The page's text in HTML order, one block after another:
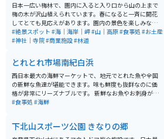
日本一広い梅林で、園内に入ると入り口から山の上まで
梅の木が沢山植えられています。春になると一斉に開花
してとても見応えがあります。園内の景色を楽しみなが
ら歩いていると丁度良い運動になります。 入り口に神社
があり、進むとイベント広場があり、更に行くと山頂か
はり寿司が売られています。駐車場では梅昆布茶や梅饅
頭、様々な種類の味付けの梅干しがお土産として売られ
ています。
#絶景スポット #海｜海岸｜岬#山｜高原#食事処 #お土産
#神社｜寺院#商業施設#林道
とれとれ市場南紀白浜
西日本最大の海鮮マーケットで、地元でとれた魚や全国
の新鮮な魚達が堪能できます。味も鮮度も抜群なのに価
格が非常にリーズナブルです。 新鮮なお魚やお刺身が食
べられてたり海鮮BBQが出来たりとお魚好きにはたまら
お魚の味を楽しむことが出来ます。
#食事処 #海鮮
下北山スポーツ公園 きなりの郷